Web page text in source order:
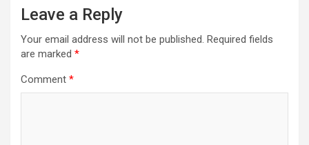
Leave a Reply
Your email address will not be published. Required fields
are marked *
Comment *